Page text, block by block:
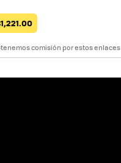
1,221.00
comisión por estos enlaces